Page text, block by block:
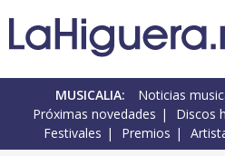
MUSICALIA: Noticias
Próximas novedades
Discos
Festivales
Premios